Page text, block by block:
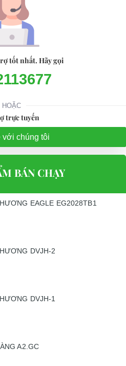
tốt nhất. Hãy gọi
HOẶC
trực tuyến
với chúng tôi
BÁN CHẠY
EAGLE EG2028TB1
DVJH-2
DVJH-1
A2.GC